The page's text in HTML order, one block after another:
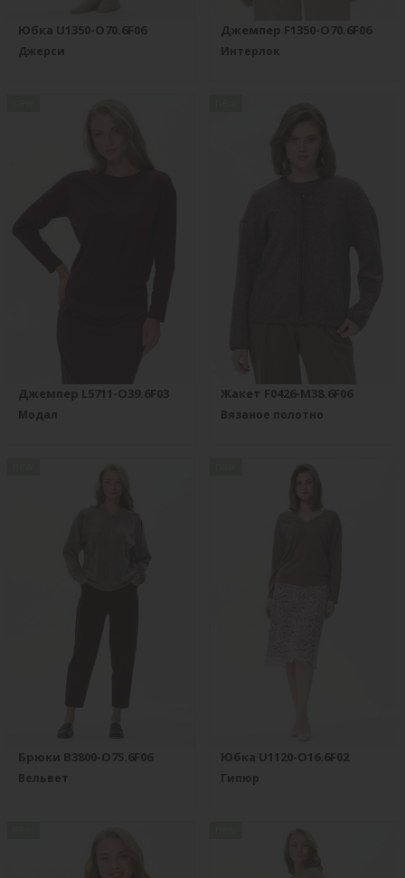
Юбка U1350-O70.6F06
Джерси
Джемпер F1350-O70.6F06
Интерлок
Джемпер L5711-O39.6F03
Модал
Жакет F0426-M38.6F06
Вязаное полотно
Брюки B3800-O75.6F06
Вельвет
Юбка U1120-O16.6F02
Гипюр